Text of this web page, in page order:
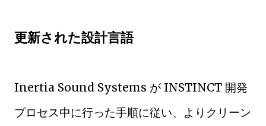
更新された設計言語
Inertia Sound Systems が INSTINCT 開発
プロセス中に行った手順に従い、よりクリーン